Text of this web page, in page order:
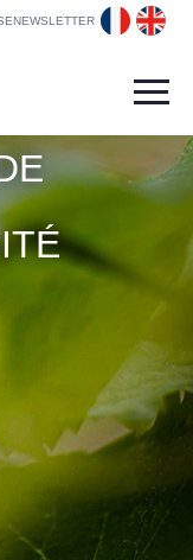
NEWSLETTER fr en